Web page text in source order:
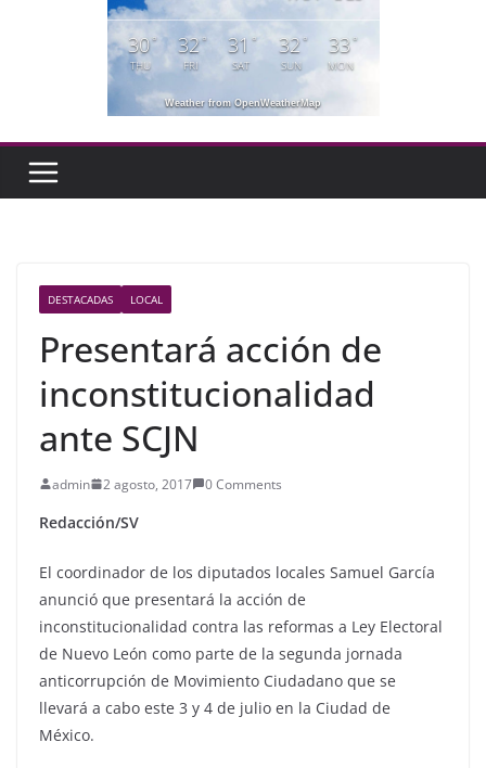
30°
THU
32°
FRI
31 °
SAT
32°
SUN
33°
MON
Weather from OpenWeatherMap
DESTACADAS LOCAL
Presentará acción de
inconstitucionalidad
ante SCJN
admin 2 agosto, 2017 0 Comments
Redacción/SV
El coordinador de los diputados locales Samuel García
anunció que presentará la acción de
inconstitucionalidad contra las reformas a Ley Electoral
de Nuevo León como parte de la segunda jornada
anticorrupción de Movimiento Ciudadano que se
llevará a cabo este 3 y 4 de julio en la Ciudad de
México.